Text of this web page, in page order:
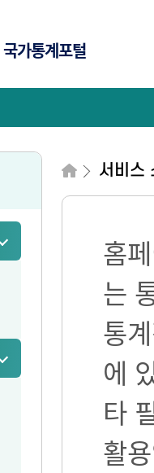
국가통계포털
서비스
홈
는
통
에
타
활